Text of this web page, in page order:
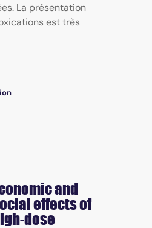
La présentation
est très
and
effects of
dose